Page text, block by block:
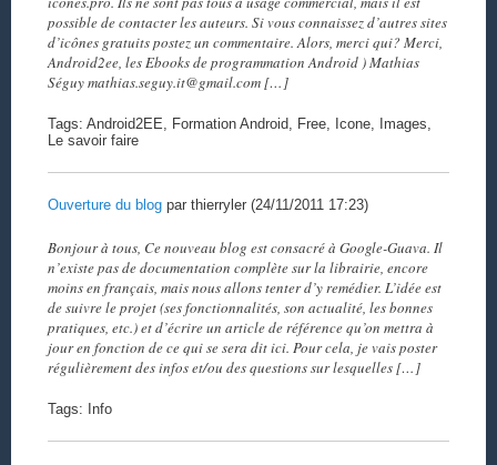
possible de contacter les auteurs. Si vous connaissez d’autres sites
d’icônes gratuits postez un commentaire. Alors, merci qui? Merci,
Android2ee, les Ebooks de programmation Android ) Mathias
Séguy mathias.seguy.it@gmail.com […]
Tags: Android2EE, Formation Android, Free, Icone, Images,
Le savoir faire
Ouverture du blogpar thierryler (24/11/2011 17:23)
Bonjour à tous, Ce nouveau blog est consacré à Google-Guava. Il
n’existe pas de documentation complète sur la librairie, encore
moins en français, mais nous allons tenter d’y remédier. L’idée est
de suivre le projet (ses fonctionnalités, son actualité, les bonnes
pratiques, etc.) et d’écrire un article de référence qu’on mettra à
jour en fonction de ce qui se sera dit ici. Pour cela, je vais poster
régulièrement des infos et/ou des questions sur lesquelles […]
Tags: Info